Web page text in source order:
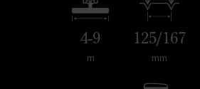
4-9
m
125/167
mm